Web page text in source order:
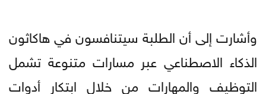
وأشارت إلى أن الطلبة سيتنافسون في هاكاثون
الذكاء الاصطناعي عبر مسارات متنوعة تشمل
التوظيف والمهارات من خلال ابتكار أدوات